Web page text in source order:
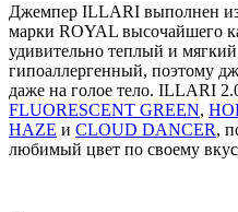
Джемпер ILLARI выполнен
марки ROYAL высочайшего
удивительно теплый и
гипоаллергенный, поэтому
даже на голое тело. ILLARI
FLUORESCENT GREEN,
HAZE и CLOUD DANCER,
любимый цвет по своему